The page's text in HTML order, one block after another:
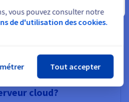
as-you-go, le infonuagique
et rentable aux
cloud?
vous pouvez consulter notre
de d'utilisation des cookies.
Tout accepter